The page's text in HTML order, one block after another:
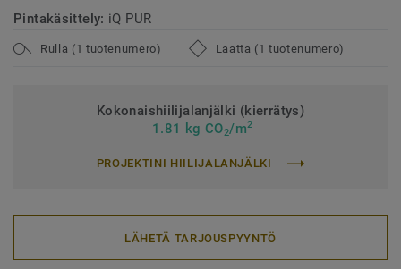
Pintakäsittely: iQ PUR
Rulla (1 tuotenumero) Laatta (1 tuotenumero)
Kokonaishiilijalanjälki (kierrätys)
1.81 kg CO2/m2
PROJEKTINI HIILIJALANJÄLKI
LÄHETÄ TARJOUSPYYNTÖ